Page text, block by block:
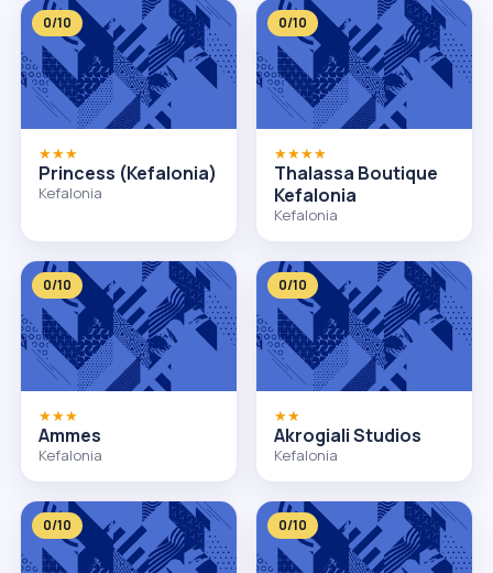
0/10
★★★
Princess (Kefalonia)
Kefalonia
0/10
★★★★
Thalassa Boutique
Kefalonia
Kefalonia
0/10
★★★
Ammes
Kefalonia
0/10
★★
Akrogiali Studios
Kefalonia
0/10 0/10